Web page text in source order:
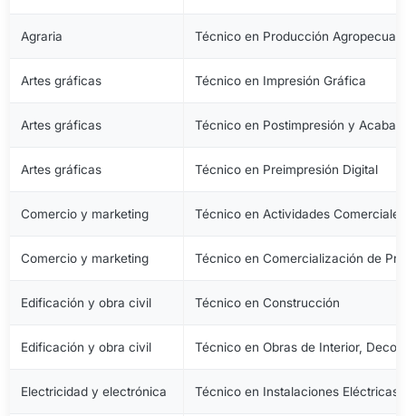
Agraria Técnico en Producción
Artes gráficas Técnico en Impresión Gráfica
Artes gráficas Técnico en Postimpresión y
Artes gráficas Técnico en Preimpresión Digital
Comercio y marketing Técnico en Actividades Comerciales
Comercio y marketing Técnico en Comercialización de
Edificación y obra civil Técnico en Construcción
Edificación y obra civil Técnico en Obras de Interior,
Electricidad y electrónica Técnico en Instalaciones Eléctricas